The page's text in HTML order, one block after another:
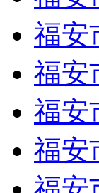
福安
福安
福安
福安